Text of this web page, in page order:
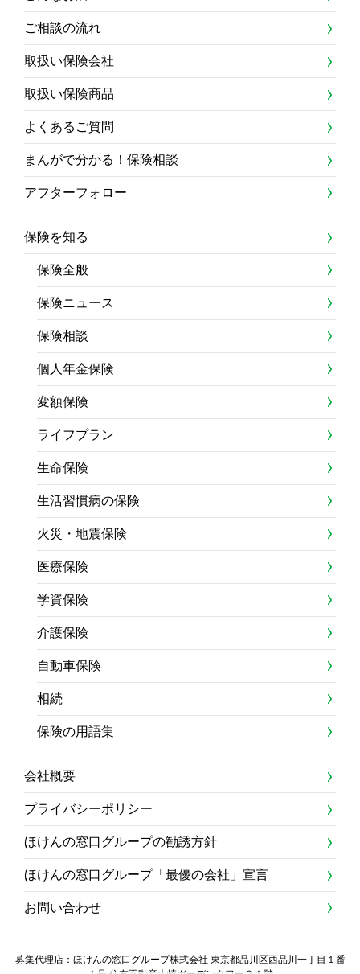
ご相談の流れ
取扱い保険会社
取扱い保険商品
よくあるご質問
まんがで分かる！保険相談
アフターフォロー
保険を知る
保険全般
保険ニュース
保険相談
個人年金保険
変額保険
ライフプラン
生命保険
生活習慣病の保険
火災・地震保険
医療保険
学資保険
介護保険
自動車保険
相続
保険の用語集
会社概要
プライバシーポリシー
ほけんの窓口グループの勧誘方針
ほけんの窓口グループ「最優の会社」宣言
お問い合わせ
募集代理店：ほけんの窓口グループ株式会社 東京都品川区西品川一丁目１番